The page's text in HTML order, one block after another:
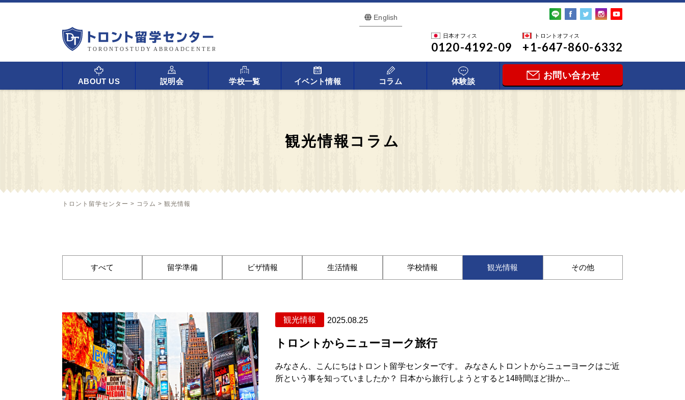
English
日本オフィス
0120-4192-09
トロントオフィス
+1-647-860-6332
ABOUT US 説明会 学校一覧 イベント情報 コラム 体験談
お問い合わせ
観光情報コラム
トロント留学センター > コラム >観光情報
すべて 留学準備 ビザ情報 生活情報 学校情報 観光情報 その他
観光情報 2025.08.25
トロントからニューヨーク旅行
みなさん、こんにちはトロント留学センターです。 みなさんトロントからニューヨークはご近
所という事を知っていましたか？ 日本から旅行しようとすると14時間ほど掛か...